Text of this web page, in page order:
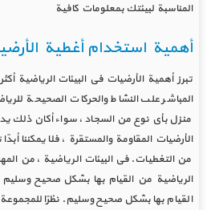
المناسبة لبيئتك بمعلومات كافية
أهمية استخدام أغطية
تبرز أهمية الأرضيات في البيئات الرياضية أكثر
المباشر على النشاط والحركات الصحيحة
منزل بأي نوع من السجاد ، سواء أكان ذلك
الأرضيات المقاومة والمستقرة ، فلا يمكننا
من التغطيات. في البيئات الرياضية ، من
الرياضية من القيام بها بشكل صحيح
القيام بها بشكل صحيح وسليم. نظرًا